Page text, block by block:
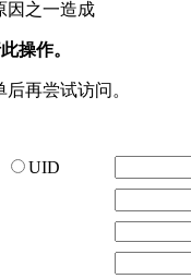
因之一造成
操作。
再尝试访问。
UID